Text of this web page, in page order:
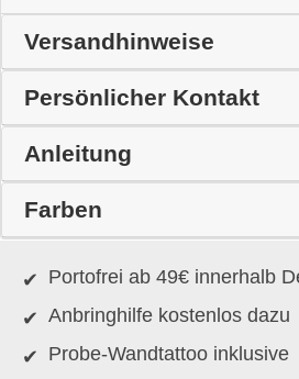
Versandhinweise
Persönlicher Kontakt
Anleitung
Farben
Portofrei ab 49€ innerhalb
Anbringhilfe kostenlos dazu
Probe-Wandtattoo inklusive